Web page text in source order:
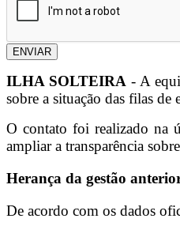
ENVIAR
ILHA SOLTEIRA - A
sobre a situação das filas
O contato foi realizado na
ampliar a transparência
Herança da gestão
De acordo com os dados